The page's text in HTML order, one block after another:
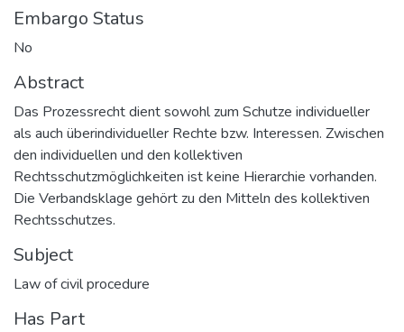
Embargo Status
No
Abstract
Das Prozessrecht dient sowohl zum Schutze individueller
als auch überindividueller Rechte bzw. Interessen. Zwischen
den individuellen und den kollektiven
Rechtsschutzmöglichkeiten ist keine Hierarchie vorhanden.
Die Verbandsklage gehört zu den Mitteln des kollektiven
Rechtsschutzes.
Subject
Law of civil procedure
Has Part